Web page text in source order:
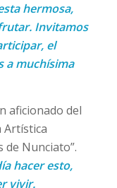
hermosa,
Invitamos
el
a muchísima
aficionado del
Artística
de Nunciato”.
hacer esto,
vivir.